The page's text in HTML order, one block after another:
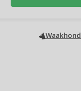
Waakhond